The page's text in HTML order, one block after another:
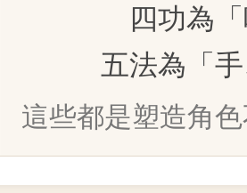
四功為
五法為「
這些都是塑造角